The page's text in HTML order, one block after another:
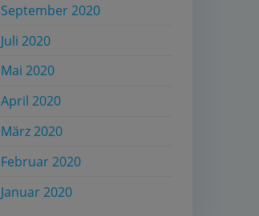
September 2020
Juli 2020
Mai 2020
April 2020
März 2020
Februar 2020
Januar 2020